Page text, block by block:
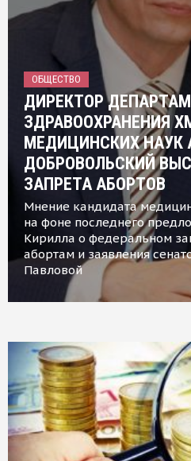
ОБЩЕСТВО
ДИРЕКТОР
ЗДРАВООХРАНЕНИЯ
МЕДИЦИНСКИХ НАУК
ДОБРОВОЛЬСКИЙ
ЗАПРЕТА АБОРТОВ
Мнение кандидата
на фоне последнего
Кирилла о федеральном
абортам и заявления
Павловой